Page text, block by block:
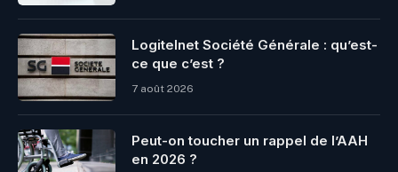
Logitelnet Société Générale : qu’est-
ce que c’est ?
7 août 2026
Peut-on toucher un rappel de l’AAH
en 2026 ?